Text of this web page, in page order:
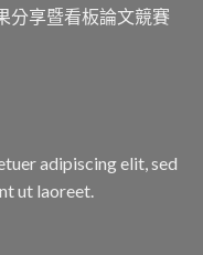
分享暨看板論文競賽
adipiscing elit, sed
ut laoreet.